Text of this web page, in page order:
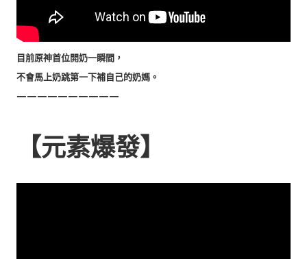
目前原神首位開奶一瞬間，
不會馬上奶跳第一下補自己的奶媽。
——————————
【元素爆發】